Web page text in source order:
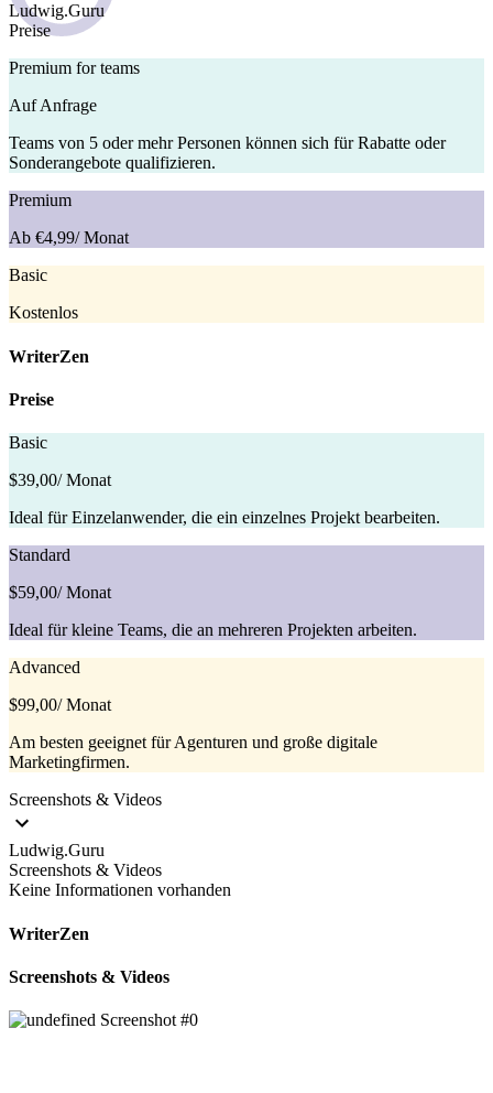
Ludwig.Guru
Preise
Premium for teams
Auf Anfrage
Teams von 5 oder mehr Personen können sich für Rabatte oder
Sonderangebote qualifizieren.
Premium
Ab €4,99/ Monat
Basic
Kostenlos
WriterZen
Preise
Basic
$39,00/ Monat
Ideal für Einzelanwender, die ein einzelnes Projekt bearbeiten.
Standard
$59,00/ Monat
Ideal für kleine Teams, die an mehreren Projekten arbeiten.
Advanced
$99,00/ Monat
Am besten geeignet für Agenturen und große digitale
Marketingfirmen.
Screenshots & Videos
Ludwig.Guru
Screenshots & Videos
Keine Informationen vorhanden
WriterZen
Screenshots & Videos